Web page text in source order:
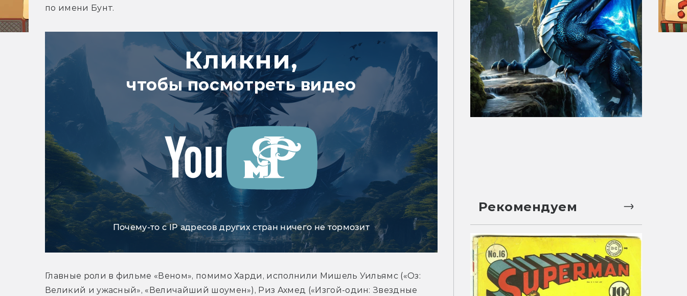
по имени Бунт.
Кликни,
чтобы посмотреть видео
Почему-то с IP адресов других стран ничего не тормозит
Главные роли в фильме «Веном», помимо Харди, исполнили Мишель Уильямс («Оз:
Великий и ужасный», «Величайший шоумен»), Риз Ахмед («Изгой-один: Звездные
Рекомендуем